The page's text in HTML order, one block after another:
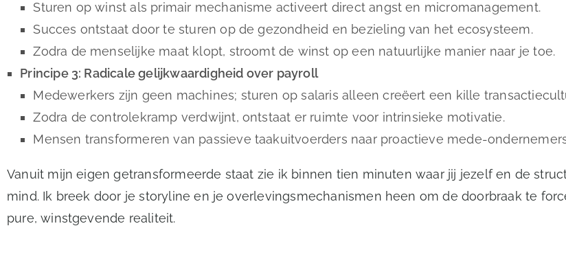
Sturen op winst als primair mechanisme activeert direct angst en micromanagement.
Succes ontstaat door te sturen op de gezondheid en bezieling van het ecosysteem.
Zodra de menselijke maat klopt, stroomt de winst op een natuurlijke manier naar je toe.
Principe 3: Radicale gelijkwaardigheid over payroll
Medewerkers zijn geen machines; sturen op salaris alleen creëert een kille
Zodra de controlekramp verdwijnt, ontstaat er ruimte voor intrinsieke motivatie.
Mensen transformeren van passieve taakuitvoerders naar proactieve mede-
Vanuit mijn eigen getransformeerde staat zie ik binnen tien minuten waar jij jezelf en de
mind. Ik breek door je storyline en je overlevingsmechanismen heen om de doorbraak te
pure, winstgevende realiteit.